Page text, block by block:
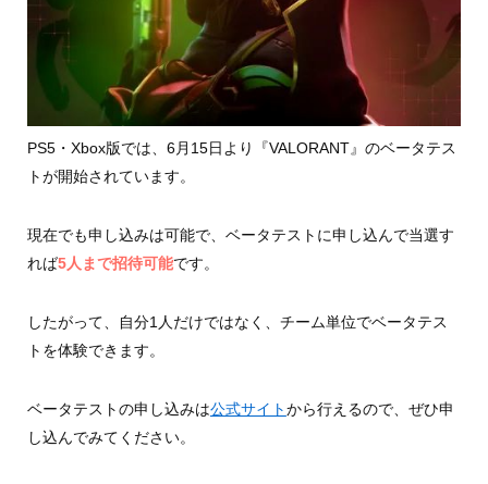
PS5・Xbox版では、6月15日より『VALORANT』のベータテス
トが開始されています。
現在でも申し込みは可能で、ベータテストに申し込んで当選す
れば5人まで招待可能です。
したがって、自分1人だけではなく、チーム単位でベータテス
トを体験できます。
ベータテストの申し込みは公式サイトから行えるので、ぜひ申
し込んでみてください。